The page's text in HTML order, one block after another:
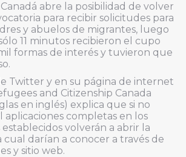
abre la posibilidad de volver
para recibir solicitudes para
y abuelos de migrantes, luego
11 minutos recibieron el cupo
formas de interés y tuvieron que
Twitter y en su página de internet
and Citizenship Canada
en inglés) explica que si no
aplicaciones completas en los
volverán a abrir la
cual darían a conocer a través de
y sitio web.